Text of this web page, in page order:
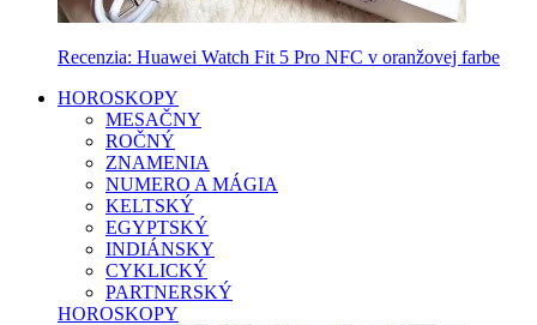
Recenzia: Huawei Watch Fit 5 Pro NFC v oranžovej farbe
HOROSKOPY
MESAČNY
ROČNÝ
ZNAMENIA
NUMERO A MÁGIA
KELTSKÝ
EGYPTSKÝ
INDIÁNSKY
CYKLICKÝ
PARTNERSKÝ
HOROSKOPY